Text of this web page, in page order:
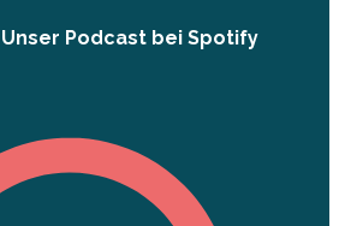
Podcast bei Spotify